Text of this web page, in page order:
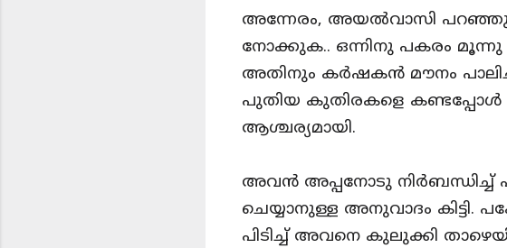
അന്നേരം, അയൽവാസി പറഞ്ഞു
നോക്കുക.. ഒന്നിനു പകരം
അതിനും കർഷകൻ മൗനം
പുതിയ കുതിരകളെ
ആശ്ചര്യമായി.
അവൻ അപ്പനോടു നിർബന്ധിച്ച്
ചെയ്യാനുള്ള അനുവാദം കിട്ടി.
പിടിച്ച് അവനെ കുലുക്കി